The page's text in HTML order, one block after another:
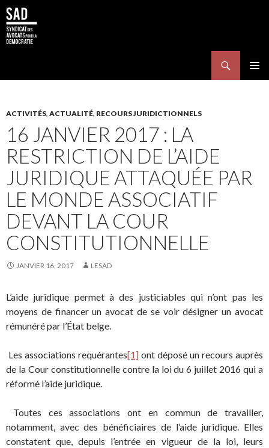
ACTIVITÉS, ACTUALITÉ, RECOURS JURIDICTIONNELS
16 JANVIER 2017 : LA
RESTRICTION DE L’AIDE
JURIDIQUE ATTAQUÉE PAR
LE MONDE ASSOCIATIF
DEVANT LA COUR
CONSTITUTIONNELLE
JANVIER 16, 2017 LESAD
L’aide juridique permet à des justiciables qui n’ont pas les
moyens de financer un avocat de se voir désigner un avocat
rémunéré par l’État belge.
Les associations requérantes[1] ont déposé un recours auprès
de la Cour constitutionnelle contre la loi du 6 juillet 2016 qui a
réformé l’aide juridique.
Toutes ces associations ont en commun de travailler,
notamment, avec des bénéficiaires de l’aide juridique. Elles
constatent que, depuis l’entrée en vigueur de la loi, leurs